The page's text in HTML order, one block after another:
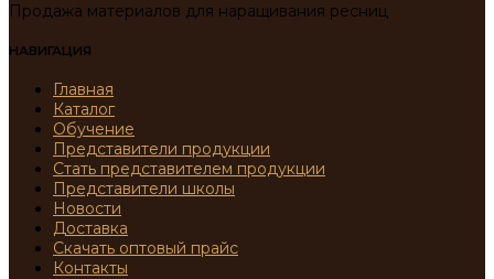
Продажа материалов для наращивания ресниц
НАВИГАЦИЯ
Главная
Каталог
Обучение
Представители продукции
Стать представителем продукции
Представители школы
Новости
Доставка
Скачать оптовый прайс
Контакты